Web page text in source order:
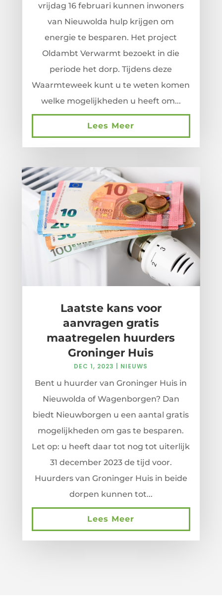
vrijdag 16 februari kunnen inwoners
van Nieuwolda hulp krijgen om
energie te besparen. Het project
Oldambt Verwarmt bezoekt in die
periode het dorp. Tijdens deze
Waarmteweek kunt u te weten komen
welke mogelijkheden u heeft om...
Lees Meer
Laatste kans voor
aanvragen gratis
maatregelen huurders
Groninger Huis
DEC 1, 2023 NIEUWS
Bent u huurder van Groninger Huis in
Nieuwolda of Wagenborgen? Dan
biedt Nieuwborgen u een aantal gratis
mogelijkheden om gas te besparen.
Let op: u heeft daar tot nog tot uiterlijk
31 december 2023 de tijd voor.
Huurders van Groninger Huis in beide
dorpen kunnen tot...
Lees Meer